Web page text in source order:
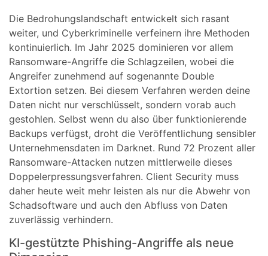
Die Bedrohungslandschaft entwickelt sich rasant
weiter, und Cyberkriminelle verfeinern ihre Methoden
kontinuierlich. Im Jahr 2025 dominieren vor allem
Ransomware-Angriffe die Schlagzeilen, wobei die
Angreifer zunehmend auf sogenannte Double
Extortion setzen. Bei diesem Verfahren werden deine
Daten nicht nur verschlüsselt, sondern vorab auch
gestohlen. Selbst wenn du also über funktionierende
Backups verfügst, droht die Veröffentlichung sensibler
Unternehmensdaten im Darknet. Rund 72 Prozent aller
Ransomware-Attacken nutzen mittlerweile dieses
Doppelerpressungsverfahren. Client Security muss
daher heute weit mehr leisten als nur die Abwehr von
Schadsoftware und auch den Abfluss von Daten
zuverlässig verhindern.
KI-gestützte Phishing-Angriffe als neue